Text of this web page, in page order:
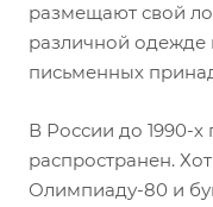
размещают свой
различной одежде
письменных
В России до 1990-
распространен.
Олимпиаду-80 и